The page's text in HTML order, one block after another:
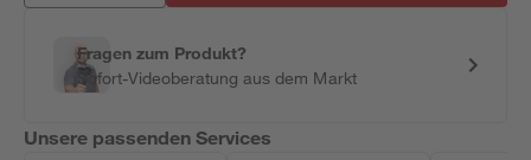
Fragen zum Produkt?
Sofort-Videoberatung aus dem Markt
Unsere passenden Services